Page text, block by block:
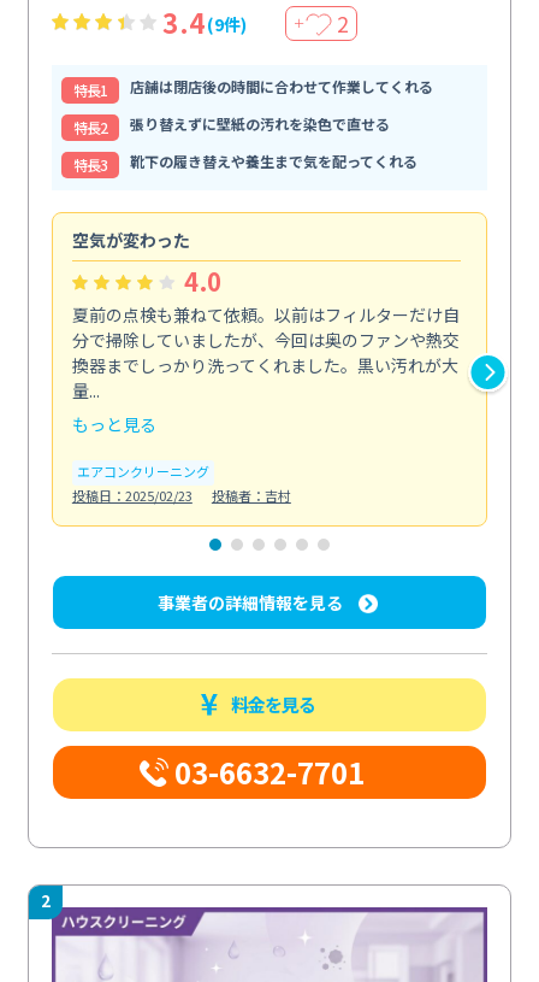
3.4(9件) ＋ 2
特⻑1
店舗は閉店後の時間に合わせて作業してくれる
特⻑2
張り替えずに壁紙の汚れを染色で直せる
特⻑3
靴下の履き替えや養生まで気を配ってくれる
空気が変わった
4.0
夏前の点検も兼ねて依頼。以前はフィルターだけ自
分で掃除していましたが、今回は奥のファンや熱交
換器までしっかり洗ってくれました。黒い汚れが大
量...
もっと見る
エアコンクリーニング
投稿日：2025/02/23
投稿者：吉村
事業者の詳細情報を見る
料金を見る
03-6632-7701
2